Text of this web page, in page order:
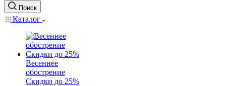
Поиск
Каталог
Весеннее
обострение
Скидки до 25%